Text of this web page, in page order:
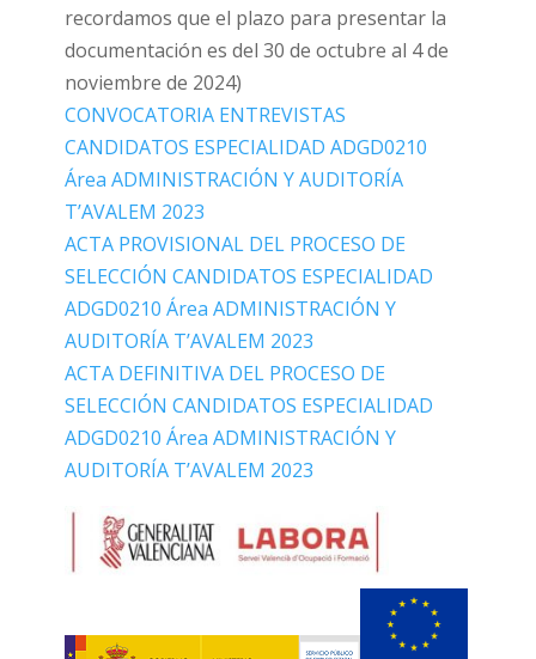
recordamos que el plazo para presentar la
documentación es del 30 de octubre al 4 de
noviembre de 2024)
CONVOCATORIA ENTREVISTAS
CANDIDATOS ESPECIALIDAD ADGD0210
Área ADMINISTRACIÓN Y AUDITORÍA
T’AVALEM 2023
ACTA PROVISIONAL DEL PROCESO DE
SELECCIÓN CANDIDATOS ESPECIALIDAD
ADGD0210 Área ADMINISTRACIÓN Y
AUDITORÍA T’AVALEM 2023
ACTA DEFINITIVA DEL PROCESO DE
SELECCIÓN CANDIDATOS ESPECIALIDAD
ADGD0210 Área ADMINISTRACIÓN Y
AUDITORÍA T’AVALEM 2023